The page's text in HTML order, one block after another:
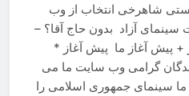
شاهرخی انتخاب از وب
سینمای آزاد بدون حاج آقا؟ –
+ پیش آغاز ما پیش آغاز *
گرامی وب سایت ما می
ما سینمای جمهوری اسلامی را